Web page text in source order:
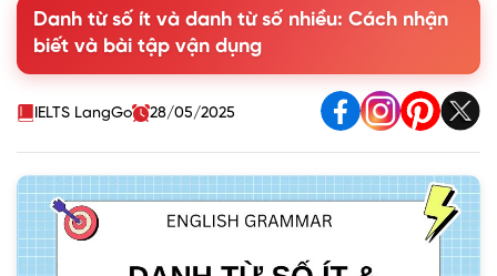
2. Danh từ số nhiều là gì?
3. Quy tắc chuyển danh từ số ít sang danh từ số nhiều
4. Cách nhận biết danh từ số ít và số nhiều trong Tiếng Anh
5. Tổng hợp một số danh từ số nhiều bất quy tắc thông
6. Bài tập danh từ số ít và số nhiều trong Tiếng Anh
Danh từ số ít và danh từ số nhiều: Cách nhận
biết và bài tập vận dụng
IELTS LangGo 28/05/2025